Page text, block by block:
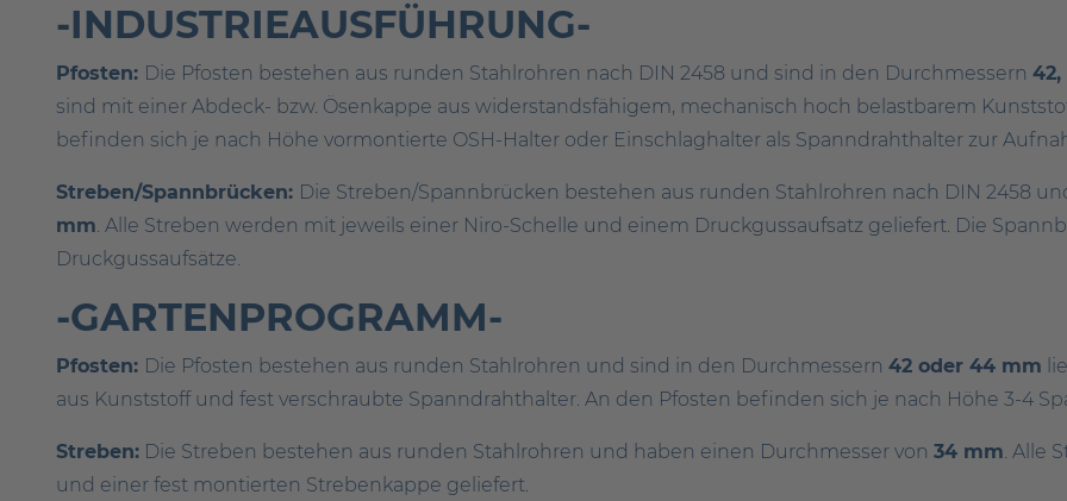
-INDUSTRIEAUSFÜHRUNG-
Pfosten: Die Pfosten bestehen aus runden Stahlrohren nach DIN 2458 und sind in den Durchmessern 42,
sind mit einer Abdeck- bzw. Ösenkappe aus widerstandsfähigem, mechanisch hoch belastbarem
befinden sich je nach Höhe vormontierte OSH-Halter oder Einschlaghalter als Spanndrahthalter zur
Streben/Spannbrücken: Die Streben/Spannbrücken bestehen aus runden Stahlrohren nach DIN 2458
mm. Alle Streben werden mit jeweils einer Niro-Schelle und einem Druckgussaufsatz geliefert. Die
Druckgussaufsätze.
-GARTENPROGRAMM-
Pfosten: Die Pfosten bestehen aus runden Stahlrohren und sind in den Durchmessern 42 oder 44 mm
aus Kunststoff und fest verschraubte Spanndrahthalter. An den Pfosten befinden sich je nach Höhe 3-4
Streben: Die Streben bestehen aus runden Stahlrohren und haben einen Durchmesser von 34 mm. Alle
und einer fest montierten Strebenkappe geliefert.